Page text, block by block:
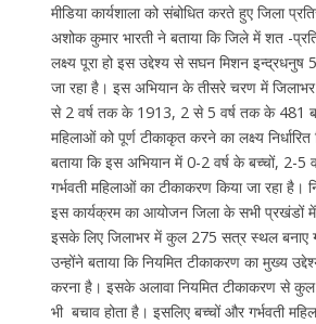
मीडिया कार्यशाला को संबोधित करते हुए जिला
अशोक कुमार भारती ने बताया कि जिले में शत -
लक्ष्य पूरा हो इस उद्देश्य से सघन मिशन
जा रहा है। इस अभियान के तीसरे चरण में
से 2 वर्ष तक के 1913, 2 से 5 वर्ष तक के 481
महिलाओं को पूर्ण टीकाकृत करने का लक्ष्य
बताया कि इस अभियान में 0-2 वर्ष के बच्चों, 2-5
गर्भवती महिलाओं का टीकाकरण किया जा रहा है।
इस कार्यक्रम का आयोजन जिला के सभी प्रखंडों में
इसके लिए जिलाभर में कुल 275 सत्र स्थल बनाए
उन्होंने बताया कि नियमित टीकाकरण का मुख्य
करना है। इसके अलावा नियमित टीकाकरण से कुल
भी बचाव होता है। इसलिए बच्चों और गर्भवती